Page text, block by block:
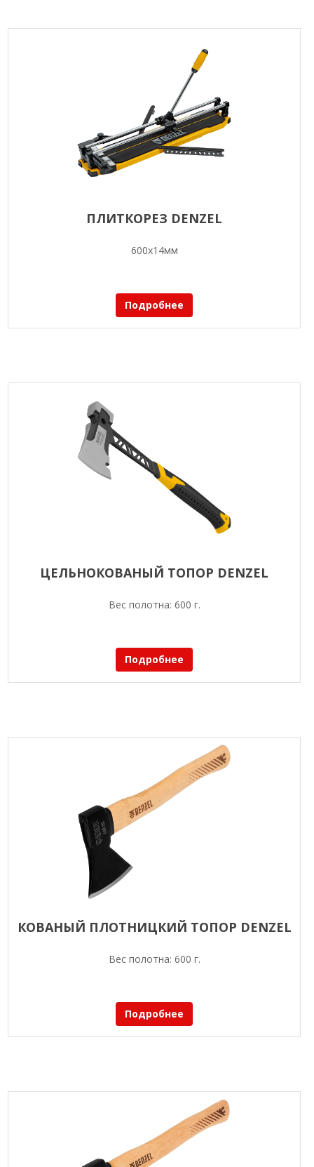
ПЛИТКОРЕЗ DENZEL
600х14мм
Подробнее
ЦЕЛЬНОКОВАНЫЙ ТОПОР DENZEL
Вес полотна: 600 г.
Подробнее
КОВАНЫЙ ПЛОТНИЦКИЙ ТОПОР DENZEL
Вес полотна: 600 г.
Подробнее